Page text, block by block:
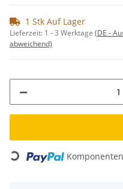
1 Stk Auf Lager
Lieferzeit: 1 - 3 Werktage (DE -
abweichend)
Loading...